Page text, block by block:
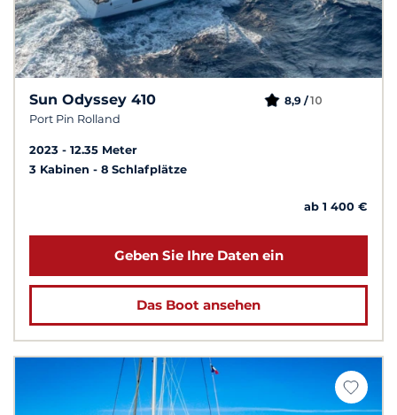
Sun Odyssey 410
Port Pin Rolland
8,9 /10
2023
12.35 Meter
3 Kabinen
8 Schlafplätze
ab 1 400 €
Geben Sie Ihre Daten ein
Das Boot ansehen